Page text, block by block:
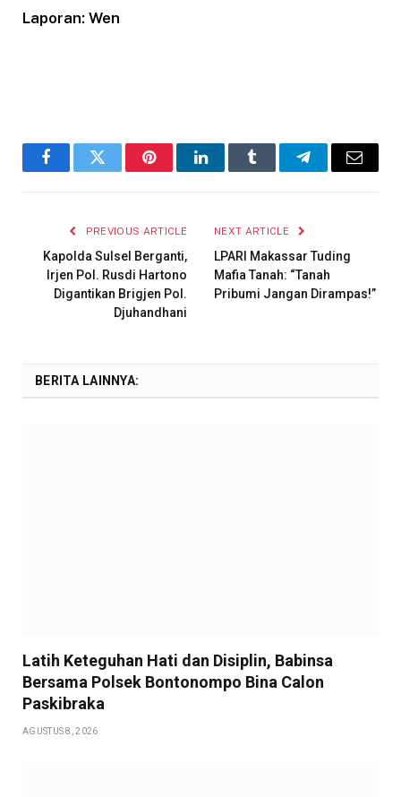
Laporan: Wen
FacebookTwitter PinterestLinkedInTumblr TelegramEmail
PREVIOUS ARTICLE
Kapolda Sulsel Berganti,
Irjen Pol. Rusdi Hartono
Digantikan Brigjen Pol.
Djuhandhani
NEXT ARTICLE
LPARI Makassar Tuding
Mafia Tanah: “Tanah
Pribumi Jangan Dirampas!”
BERITA LAINNYA:
Latih Keteguhan Hati dan Disiplin, Babinsa
Bersama Polsek Bontonompo Bina Calon
Paskibraka
AGUSTUS 8, 2026